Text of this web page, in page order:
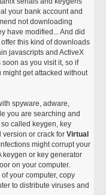
your bank account and
not downloading
have modified... And did
this kind of downloads
javascripts and ActiveX
as you visit it, so if
get attacked without
spyware, adware,
you are searching and
called keygen, key
version or crack forVirtual
might corrupt your
keygen or key generator
on your computer.
your computer, copy
to distribute viruses and